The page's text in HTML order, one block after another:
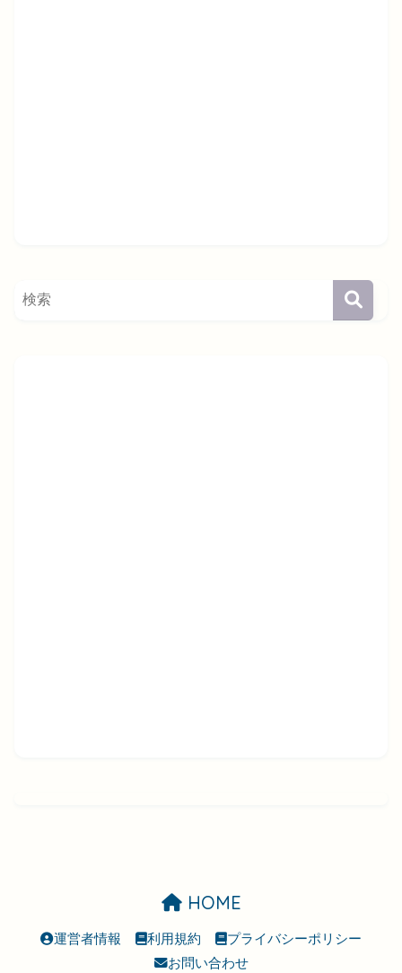
HOME
運営者情報 利用規約
プライバシーポリシー
お問い合わせ